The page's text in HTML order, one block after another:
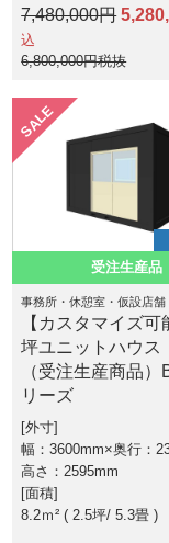
7,480,000円
込
6,800,000円税抜
SALE
受注生産品
事務所・休憩室・仮設店舗
【カスタマイズ可
坪ユニットハウ
（受注生産商品）
リーズ
外寸
幅：3600mm×奥行：
高さ：2595mm
面積
8.2ｍ² ( 2.5坪 5.3畳 )